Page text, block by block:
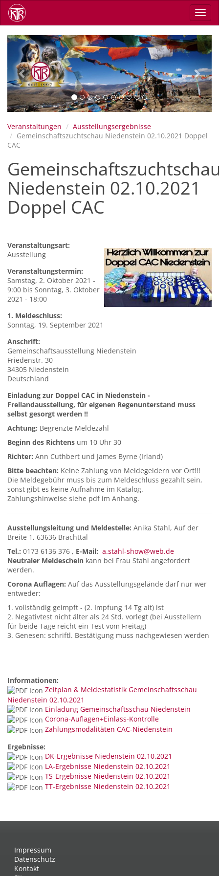
Direkt
zum
Inhalt
Previous Next
Veranstaltungen
Ausstellungsergebnisse
Gemeinschaftszuchtschau Niedenstein 02.10.2021 Doppel
CAC
Niedenstein 02.10.2021
Doppel CAC
Veranstaltungsart:
Ausstellung
Veranstaltungstermin:
Samstag, 2. Oktober 2021 -
9:00 bis Sonntag, 3. Oktober
2021 - 18:00
1. Meldeschluss:
Sonntag, 19. September 2021
Anschrift:
Gemeinschaftsausstellung Niedenstein
Friedenstr. 30
34305 Niedenstein
Deutschland
Einladung zur Doppel CAC in Niedenstein -
Freilandausstellung, für eigenen Regenunterstand muss
selbst gesorgt werden !!
Achtung: Begrenzte Meldezahl
Beginn des Richtens um 10 Uhr 30
Richter: Ann Cuthbert und James Byrne (Irland)
Bitte beachten: Keine Zahlung von Meldegeldern vor Ort!!!
Die Meldegebühr muss bis zum Meldeschluss gezahlt sein,
sonst gibt es keine Aufnahme im Katalog.
Zahlungshinweise siehe pdf im Anhang.
Ausstellungsleitung und Meldestelle: Anika Stahl, Auf der
Breite 1, 63636 Brachttal
Tel.: 0173 6136 376 , E-Mail: a.stahl-show@web.de
Neutraler Meldeschein kann bei Frau Stahl angefordert
werden.
Corona Auflagen: Auf das Ausstellungsgelände darf nur wer
entweder:
1. vollständig geimpft - (2. Impfung 14 Tg alt) ist
2. Negativtest nicht älter als 24 Std. vorlegt (bei Ausstellern
für beide Tage reicht ein Test vom Freitag)
3. Genesen: schriftl. Bestätigung muss nachgewiesen werden
Informationen:
Zeitplan & Meldestatistik Gemeinschaftsschau
Niedenstein 02.10.2021
Einladung Gemeinschaftsschau Niedenstein
Corona-Auflagen+Einlass-Kontrolle
Zahlungsmodalitäten CAC-Niedenstein
Ergebnisse:
DK-Ergebnisse Niedenstein 02.10.2021
LA-Ergebnisse Niedenstein 02.10.2021
TS-Ergebnisse Niedenstein 02.10.2021
TT-Ergebnisse Niedenstein 02.10.2021
Impressum
Datenschutz
Kontakt